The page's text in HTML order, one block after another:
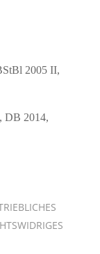
2005 II,
DB 2014,